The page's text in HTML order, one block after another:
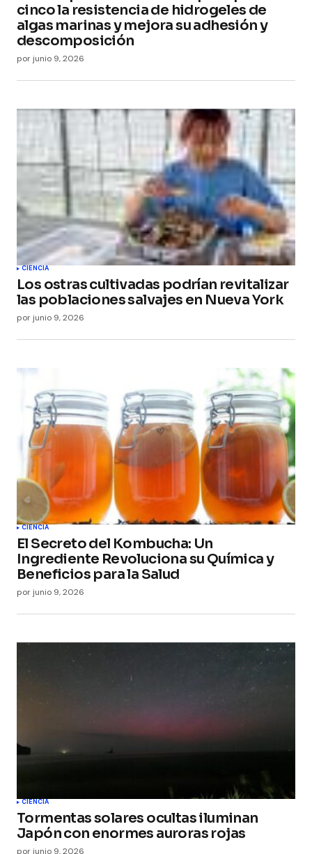
cinco la resistencia de hidrogeles de
algas marinas y mejora su adhesión y
descomposición
por junio 9, 2026
CIENCIA
Los ostras cultivadas podrían revitalizar
las poblaciones salvajes en Nueva York
por junio 9, 2026
CIENCIA
El Secreto del Kombucha: Un
Ingrediente Revoluciona su Química y
Beneficios para la Salud
por junio 9, 2026
CIENCIA
Tormentas solares ocultas iluminan
Japón con enormes auroras rojas
por junio 9, 2026